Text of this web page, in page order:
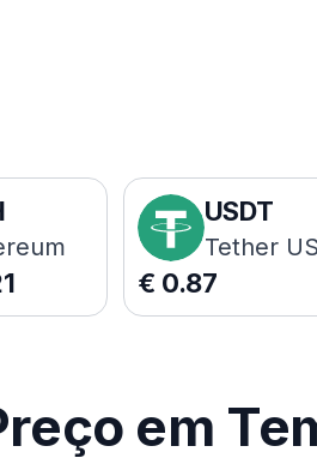
USDT
Tether
€ 0.87
em